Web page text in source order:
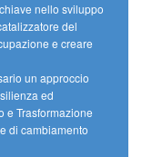
nello sviluppo
del
e creare
un approccio
ed
e Trasformazione
di cambiamento